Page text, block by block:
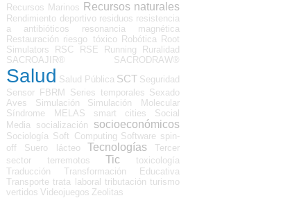
Recursos Marinos Recursos naturales
Rendimiento deportivo residuos resistencia
a antibióticos
resonancia magnética
Restauración riesgo tóxico Robótica Root
Simulators
RSC RSE Running
Ruralidad
SACROAJIR®
SACRODRAW®
Salud Salud Pública SCT Seguridad
Sensor FBRM
Series temporales Sexado
Aves
Simulación
Simulación Molecular
Síndrome MELAS
smart cities
Social
Media socialización socioeconómicos
Sociología Soft Computing Software spin-
off
Suero lácteo Tecnologías
Tercer
sector
terremotos Tic
toxicología
Traducción
Transformación Educativa
Transporte trata laboral tributación turismo
vertidos Videojuegos Zeolitas